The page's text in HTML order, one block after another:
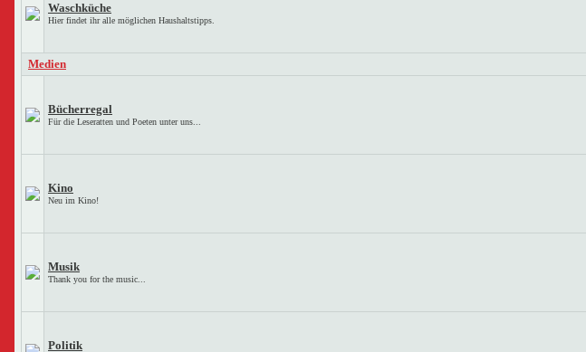
Waschküche
Hier findet ihr alle möglichen Haushaltstipps.
Medien
Bücherregal
Für die Leseratten und Poeten unter uns...
Kino
Neu im Kino!
Musik
Thank you for the music...
Politik